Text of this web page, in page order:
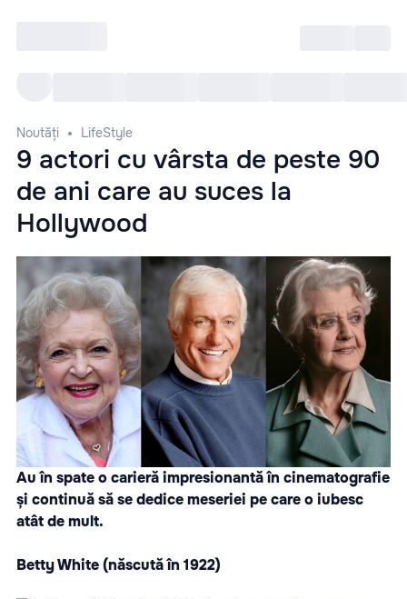
Noutăți LifeStyle
9 actori cu vârsta de peste 90
de ani care au suces la
Hollywood
Au în spate o carieră impresionantă în cinematografie
și continuă să se dedice meseriei pe care o iubesc
atât de mult.
Betty White (născută în 1922)